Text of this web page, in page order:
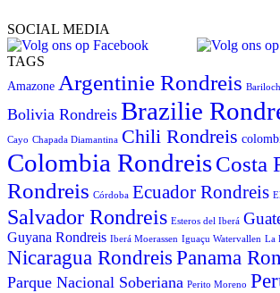
SOCIAL MEDIA
TAGS
Amazone Argentinie Rondreis
Bolivia Rondreis Brazilie
Cayo Chapada Diamantina Chili Rondreis
Colombia RondreisCosta
Rondreis Córdoba Ecuador Rondreis
Salvador Rondreis Esteros del Iberá
Guyana Rondreis Iberá Moerassen Iguaçu Watervallen La
Nicaragua Rondreis Panama
Parque Nacional Soberiana Perito Moreno